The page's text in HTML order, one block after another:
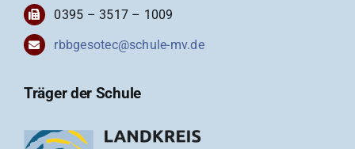
0395 – 3517 – 1009
rbbgesotec@schule-mv.de
Träger der Schule